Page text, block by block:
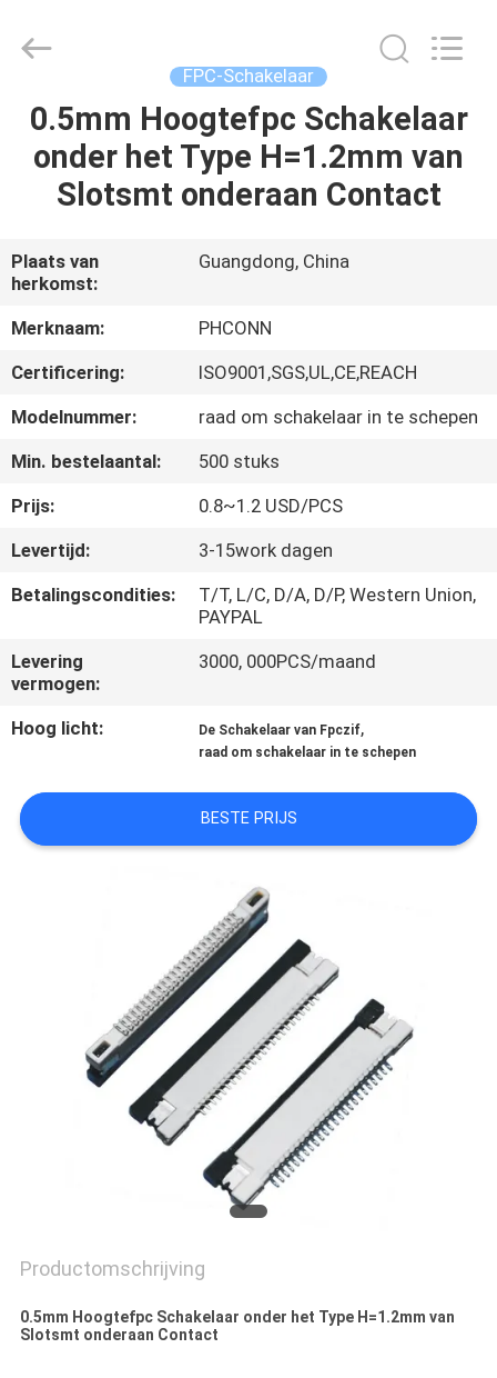
HUIS
PRODUCTEN
ONGEVEER
ONS
FABRIEKSREIS
CONTACTEER
ONS
SHOW
SITEMAP
PRIVACY
POLICY
Reserved.
FPC-Schakelaar
0.5mm Hoogtefpc Schakelaar
onder het Type H=1.2mm van
Slotsmt onderaan Contact
Plaats van
herkomst:
Guangdong, China
Merknaam:
PHCONN
Certificering:
ISO9001,SGS,UL,CE,REACH
Modelnummer:
raad om schakelaar in te schepen
Min. bestelaantal:
500 stuks
Prijs:
0.8~1.2 USD/PCS
Levertijd:
3-15work dagen
Betalingscondities:
T/T, L/C, D/A, D/P, Western Union,
PAYPAL
Levering
vermogen:
3000, 000PCS/maand
Hoog licht: De Schakelaar van Fpczif,
raad om schakelaar in te schepen
BESTE PRIJS
Productomschrijving
0.5mm Hoogtefpc Schakelaar onder het Type H=1.2mm van
Slotsmt onderaan Contact